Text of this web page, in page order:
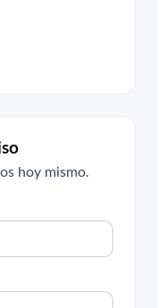
hoy mismo.